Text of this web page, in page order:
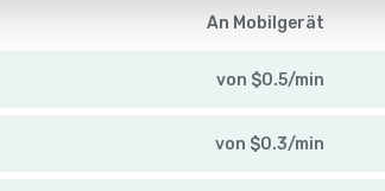
An Mobilgerät
von $0.5/min
von $0.3/min